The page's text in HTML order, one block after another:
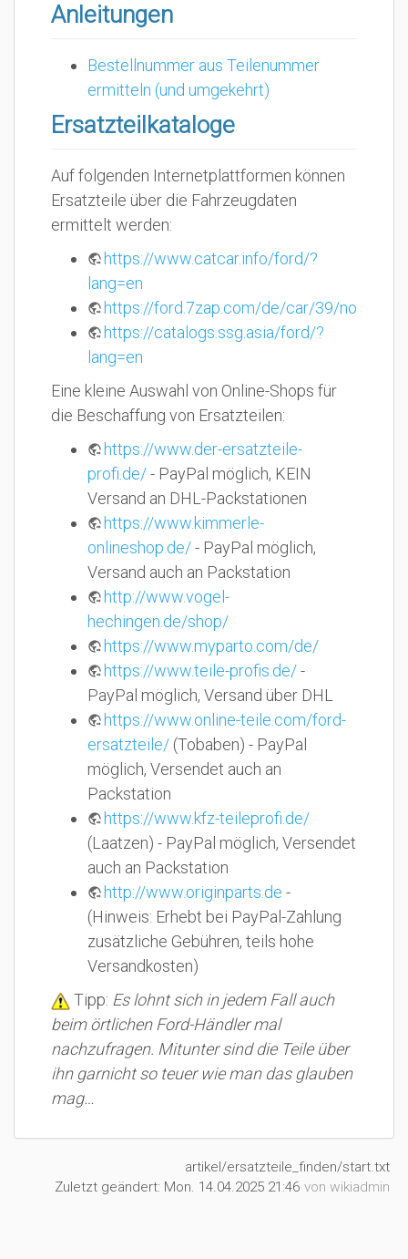
Anleitungen
Bestellnummer aus Teilenummer
ermitteln (und umgekehrt)
Ersatzteilkataloge
Auf folgenden Internetplattformen können
Ersatzteile über die Fahrzeugdaten
ermittelt werden:
https://www.catcar.info/ford/?
lang=en
https://ford.7zap.com/de/car/39/no/
https://catalogs.ssg.asia/ford/?
lang=en
Eine kleine Auswahl von Online-Shops für
die Beschaffung von Ersatzteilen:
https://www.der-ersatzteile-
profi.de/- PayPal möglich, KEIN
Versand an DHL-Packstationen
https://www.kimmerle-
onlineshop.de/- PayPal möglich,
Versand auch an Packstation
http://www.vogel-
hechingen.de/shop/
https://www.myparto.com/de/
https://www.teile-profis.de/-
PayPal möglich, Versand über DHL
https://www.online-teile.com/ford-
ersatzteile/ (Tobaben) - PayPal
möglich, Versendet auch an
Packstation
https://www.kfz-teileprofi.de/
(Laatzen) - PayPal möglich, Versendet
auch an Packstation
http://www.originparts.de -
(Hinweis: Erhebt bei PayPal-Zahlung
zusätzliche Gebühren, teils hohe
Versandkosten)
Tipp: Es lohnt sich in jedem Fall auch
beim örtlichen Ford-Händler mal
nachzufragen. Mitunter sind die Teile über
ihn garnicht so teuer wie man das glauben
mag…
artikel/ersatzteile_finden/start.txt
Zuletzt geändert: Mon. 14.04.2025 21:46 von wikiadmin